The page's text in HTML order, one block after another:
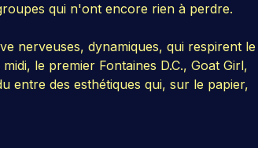
qui n'ont encore rien à perdre.
nerveuses, dynamiques, qui respirent le
le premier Fontaines D.C., Goat Girl,
entre des esthétiques qui, sur le papier,